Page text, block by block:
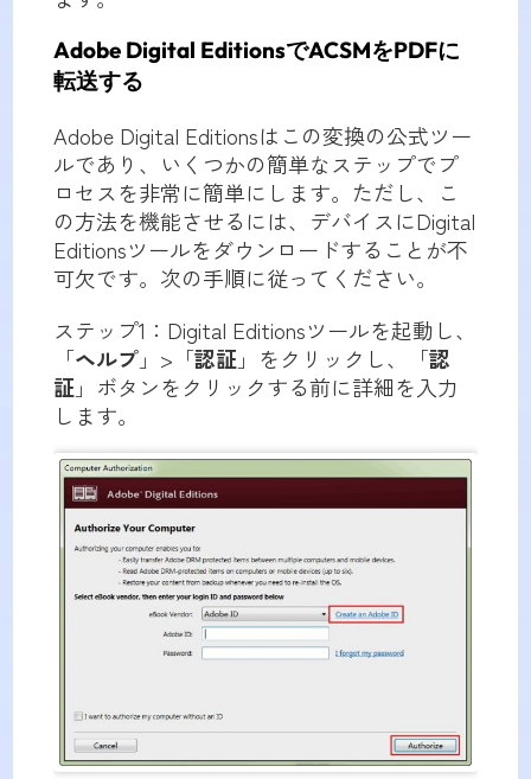
Adobe Digital EditionsでACSMをPDFに
転送する
Adobe Digital Editionsはこの変換の公式ツー
ルであり、いくつかの簡単なステップでプ
ロセスを非常に簡単にします。ただし、こ
の方法を機能させるには、デバイスにDigital
Editionsツールをダウンロードすることが不
可欠です。次の手順に従ってください。
ステップ1：Digital Editionsツールを起動し、
「ヘルプ」>「認証」をクリックし、「認
証」ボタンをクリックする前に詳細を入力
します。